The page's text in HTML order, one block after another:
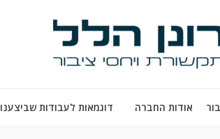
אודות החברה דוגמאות לעבודות שביצענו